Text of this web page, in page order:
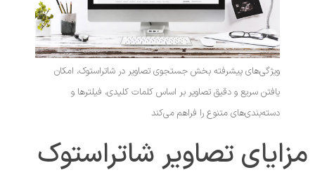
ویژگی‌های پیشرفته بخش جستجوی تصاویر در شاتراستوک، امکان
یافتن سریع و دقیق تصاویر بر اساس کلمات کلیدی، فیلترها و
دسته‌بندی‌های متنوع را فراهم می‌کند
مزایای تصاویر شاتراستوک